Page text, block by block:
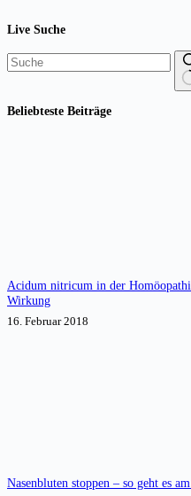
Live Suche
Ergebnisse
Beliebteste Beiträge
Acidum nitricum in der
Wirkung
16. Februar 2018
Nasenbluten stoppen – so geht es